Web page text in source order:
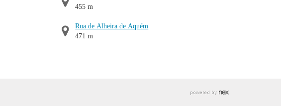
455 m
Rua de Alheira de Aquém
471 m